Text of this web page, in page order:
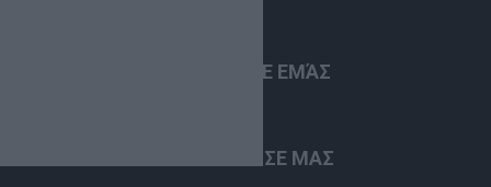
ΣΧΕΤΙΚΆ ΜΕ ΕΜΆΣ
ΑΚΟΛΟΥΘΗΣΕ ΜΑΣ